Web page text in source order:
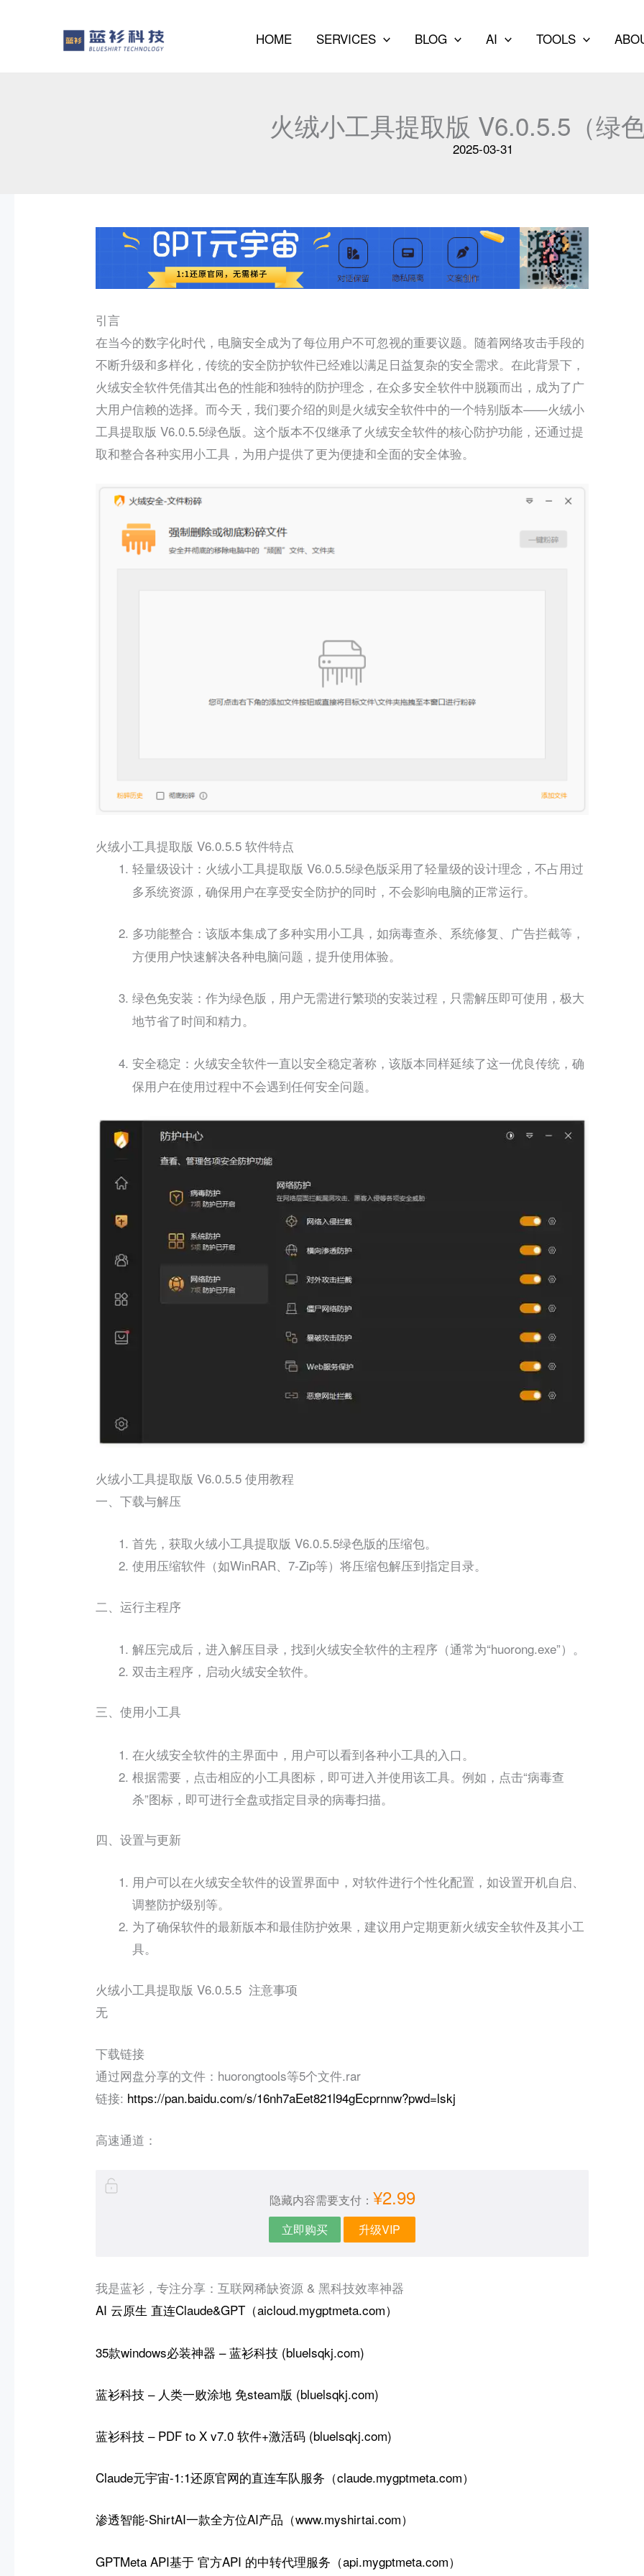
HOME SERVICES BLOG AI TOOLS
火绒小工具提取版 V6.0.5.5（绿
2025-03-31
引言
在当今的数字化时代，电脑安全成为了每位用户不可忽视的重要议题。随着网络攻击手段的
不断升级和多样化，传统的安全防护软件已经难以满足日益复杂的安全需求。在此背景下，
火绒安全软件凭借其出色的性能和独特的防护理念，在众多安全软件中脱颖而出，成为了广
大用户信赖的选择。而今天，我们要介绍的则是火绒安全软件中的一个特别版本——火绒小
工具提取版 V6.0.5.5绿色版。这个版本不仅继承了火绒安全软件的核心防护功能，还通过提
取和整合各种实用小工具，为用户提供了更为便捷和全面的安全体验。
火绒小工具提取版 V6.0.5.5 软件特点
轻量级设计 ：火绒小工具提取版 V6.0.5.5绿色版采用了轻量级的设计理念，不占用过
多系统资源，确保用户在享受安全防护的同时，不会影响电脑的正常运行。
多功能整合 ：该版本集成了多种实用小工具，如病毒查杀、系统修复、广告拦截等，
方便用户快速解决各种电脑问题，提升使用体验。
绿色免安装 ：作为绿色版，用户无需进行繁琐的安装过程，只需解压即可使用，极大
地节省了时间和精力。
安全稳定 ：火绒安全软件一直以安全稳定著称，该版本同样延续了这一优良传统，确
保用户在使用过程中不会遇到任何安全问题。
火绒小工具提取版 V6.0.5.5 使用教程
一、下载与解压
首先，获取火绒小工具提取版 V6.0.5.5绿色版的压缩包。
使用压缩软件（如WinRAR、7-Zip等）将压缩包解压到指定目录。
二、运行主程序
解压完成后，进入解压目录，找到火绒安全软件的主程序（通常为“huorong.exe”）。
双击主程序，启动火绒安全软件。
三、使用小工具
在火绒安全软件的主界面中，用户可以看到各种小工具的入口。
根据需要，点击相应的小工具图标，即可进入并使用该工具。例如，点击“病毒查
杀”图标，即可进行全盘或指定目录的病毒扫描。
四、设置与更新
用户可以在火绒安全软件的设置界面中，对软件进行个性化配置，如设置开机自启、
调整防护级别等。
为了确保软件的最新版本和最佳防护效果，建议用户定期更新火绒安全软件及其小工
具。
火绒小工具提取版 V6.0.5.5 注意事项
无
下载链接
通过网盘分享的文件：huorongtools等5个文件.rar
链接: https://pan.baidu.com/s/16nh7aEet821l94gEcprnnw?pwd=lskj
高速通道：
隐藏内容需要支付： ¥2.99
立即购买 升级VIP
我是蓝衫，专注分享：互联网稀缺资源 & 黑科技效率神器
AI 云原生 直连Claude&GPT（aicloud.mygptmeta.com）
35款windows必装神器 – 蓝衫科技 (bluelsqkj.com)
蓝衫科技 – 人类一败涂地 免steam版 (bluelsqkj.com)
蓝衫科技 – PDF to X v7.0 软件+激活码 (bluelsqkj.com)
Claude元宇宙-1:1还原官网的直连车队服务 （claude.mygptmeta.com）
渗透智能-ShirtAI一款全方位AI产品（www.myshirtai.com）
GPTMeta API基于 官方API 的中转代理服务（api.mygptmeta.com）